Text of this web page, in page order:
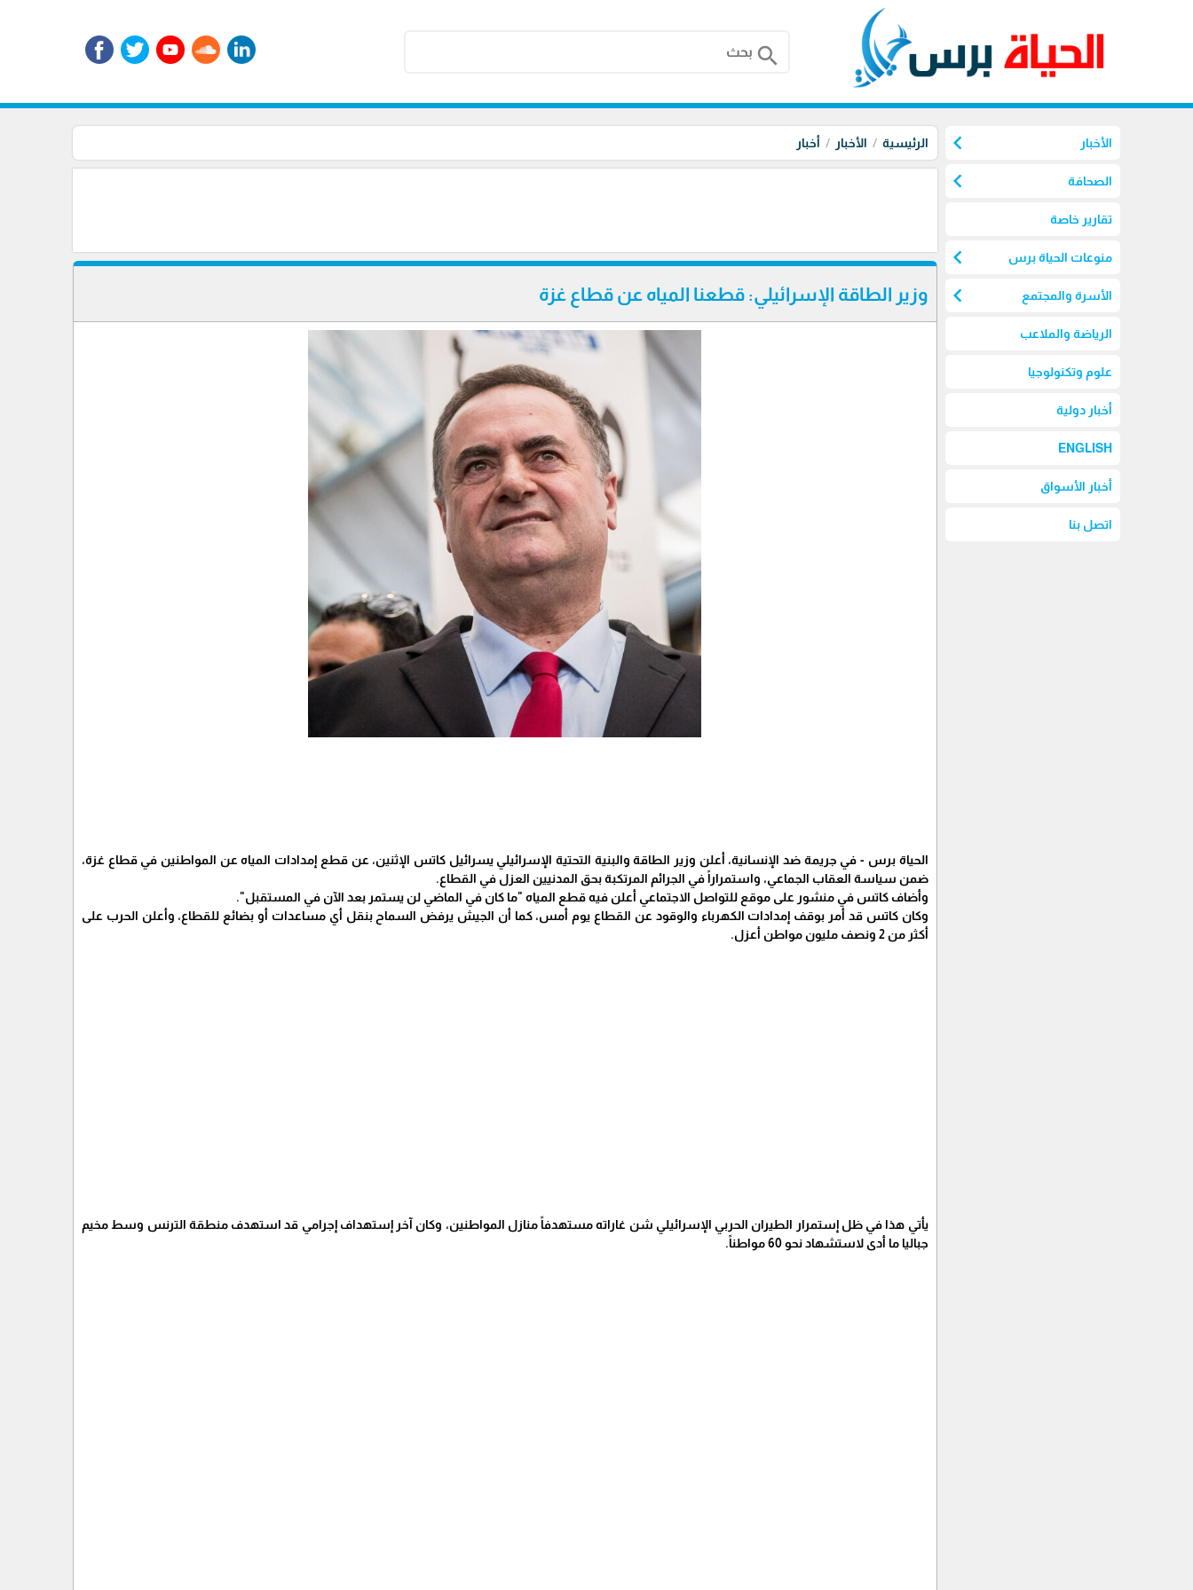
search
الأخبار chevron_left
الصحافة chevron_left
تقارير خاصة
منوعات الحياة برس chevron_left
الأسرة والمجتمع chevron_left
الرياضة والملاعب
علوم وتكنولوجيا
أخبار دولية
ENGLISH
أخبار الأسواق
اتصل بنا
الرئيسية الأخبار أخبار
وزير الطاقة الإسرائيلي: قطعنا المياه عن قطاع غزة
الحياة برس - في جريمة ضد الإنسانية، أعلن وزير الطاقة والبنية التحتية الإسرائيلي يسرائيل كاتس الإثنين، عن قطع إمدادات المياه عن المواطنين في قطاع غزة،
ضمن سياسة العقاب الجماعي، واستمراراً في الجرائم المرتكبة بحق المدنيين العزل في القطاع.
وأضاف كاتس في منشور على موقع للتواصل الاجتماعي أعلن فيه قطع المياه "ما كان في الماضي لن يستمر بعد الآن في المستقبل".
وكان كاتس قد أمر بوقف إمدادات الكهرباء والوقود عن القطاع يوم أمس، كما أن الجيش يرفض السماح بنقل أي مساعدات أو بضائع للقطاع، وأعلن الحرب على
أكثر من 2 ونصف مليون مواطن أعزل.
يأتي هذا في ظل إستمرار الطيران الحربي الإسرائيلي شن غاراته مستهدفاً منازل المواطنين، وكان آخر إستهداف إجرامي قد استهدف منطقة الترنس وسط مخيم
جباليا ما أدى لاستشهاد نحو 60 مواطناً.